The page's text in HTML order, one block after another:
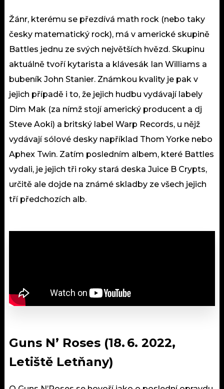
Žánr, kterému se přezdívá math rock (nebo taky
česky matematický rock), má v americké skupině
Battles jednu ze svých největších hvězd. Skupinu
aktuálně tvoří kytarista a klávesák Ian Williams a
bubeník John Stanier. Známkou kvality je pak v
jejich případě i to, že jejich hudbu vydávají labely
Dim Mak (za nímž stojí americký producent a dj
Steve Aoki) a britský label Warp Records, u nějž
vydávají sólové desky například Thom Yorke nebo
Aphex Twin. Zatím posledním albem, které Battles
vydali, je jejich tři roky stará deska Juice B Crypts,
určitě ale dojde na známé skladby ze všech jejich
tří předchozích alb.
Guns N’ Roses (18. 6. 2022,
Letiště Letňany)